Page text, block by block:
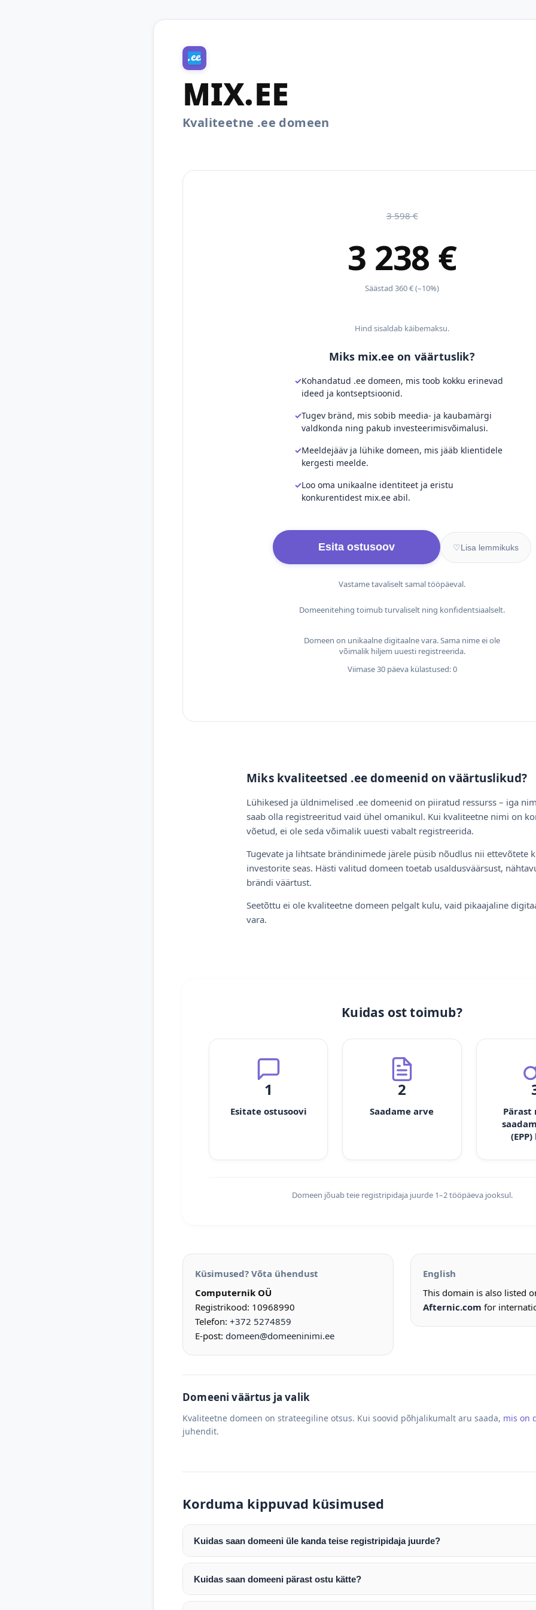
MIX.EE
Kvaliteetne .ee domeen
3 598 €
3 238 €
Säästad 360 € (–10%)
Hind sisaldab käibemaksu.
Miks mix.ee on väärtuslik?
Kohandatud .ee domeen, mis toob kokku erinevad
ideed ja kontseptsioonid.
Tugev bränd, mis sobib meedia- ja kaubamärgi
valdkonda ning pakub investeerimisvõimalusi.
Meeldejääv ja lühike domeen, mis jääb klientidele
kergesti meelde.
Loo oma unikaalne identiteet ja eristu
konkurentidest mix.ee abil.
Esita ostusoov ♡Lisa lemmikuks
Vastame tavaliselt samal tööpäeval.
Domeenitehing toimub turvaliselt ning konfidentsiaalselt.
Domeen on unikaalne digitaalne vara. Sama nime ei ole
võimalik hiljem uuesti registreerida.
Viimase 30 päeva külastused: 0
Miks kvaliteetsed .ee domeenid on väärtuslikud?
Lühikesed ja üldnimelised .ee domeenid on piiratud ressurss – iga
saab olla registreeritud vaid ühel omanikul. Kui kvaliteetne nimi on
võetud, ei ole seda võimalik uuesti vabalt registreerida.
Tugevate ja lihtsate brändinimede järele püsib nõudlus nii ettevõtete
investorite seas. Hästi valitud domeen toetab usaldusväärsust,
brändi väärtust.
Seetõttu ei ole kvaliteetne domeen pelgalt kulu, vaid pikaajaline
vara.
Kuidas ost toimub?
1
Esitate ostusoovi
2
Saadame arve
Pärast
Domeen jõuab teie registripidaja juurde 1–2 tööpäeva jooksul.
Küsimused? Võta ühendust
Computernik OÜ
Registrikood: 10968990
Telefon: +372 5274859
E-post: domeen@domeeninimi.ee
English
This domain is also listed
Afternic.com for
Domeeni väärtus ja valik
Kvaliteetne domeen on strateegiline otsus. Kui soovid põhjalikumalt aru saada, mis on
juhendit.
Korduma kippuvad küsimused
Kuidas saan domeeni üle kanda teise registripidaja juurde?
Pärast makse laekumist edastame teile domeeni AUTH (EPP) koodi. Selle abil saate
enda valitud registripidaja juurde.
Domeeni ülekandmine toimub registripidajate vahelise protsessina ning võib võtta
Kuidas saan domeeni pärast ostu kätte?
Pärast ostu vormistamist väljastame arve. Maksekinnituse järel edastame teile